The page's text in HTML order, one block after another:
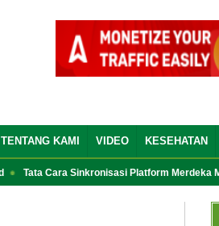
TENTANG KAMI VIDEO KESEHATAN
Tata Cara Sinkronisasi Platform Merdeka